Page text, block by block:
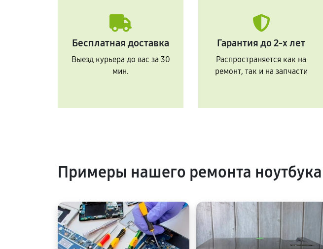
Бесплатная доставка
Выезд курьера до вас за 30
мин.
Гарантия до 2-х лет
Распространяется как на
ремонт, так и на запчасти
Примеры нашего ремонта ноутбука